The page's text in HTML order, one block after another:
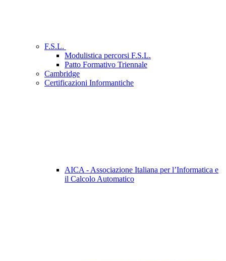
F.S.L.
Modulistica percorsi F.S.L.
Patto Formativo Triennale
Cambridge
Certificazioni Informantiche
AICA - Associazione Italiana per l’Informatica e
il Calcolo Automatico